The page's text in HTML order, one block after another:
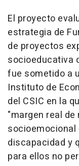
El proyecto
estrategia de
de proyectos
socioeducativa
fue sometido a
Instituto de
del CSIC en la
"margen real
socioemocional
discapacidad y
para ellos no